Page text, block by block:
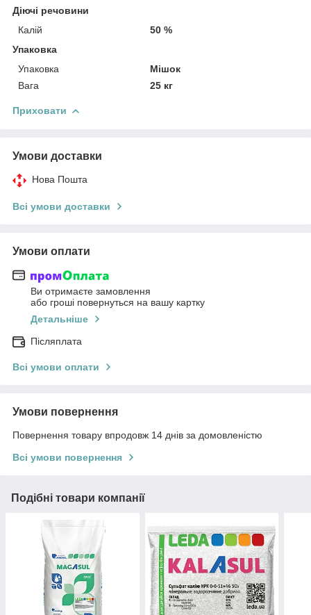
Діючі речовини
Калій
50 %
Упаковка
Упаковка
Мішок
Вага
25 кг
Приховати
Умови доставки
Нова Пошта
Всі умови доставки
Умови оплати
Ви отримаєте замовлення
або гроші повернуться на вашу картку
Детальніше
Післяплата
Всі умови оплати
Умови повернення
Повернення товару впродовж 14 днів за домовленістю
Всі умови повернення
Подібні товари компанії